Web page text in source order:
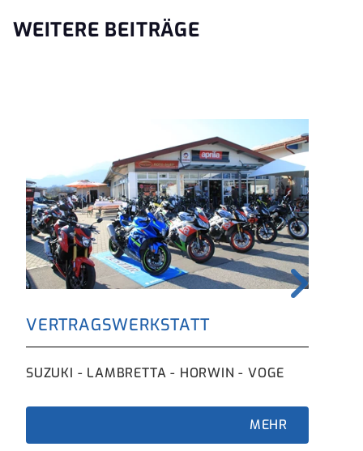
WEITERE BEITRÄGE
VERTRAGSWERKSTATT
SUZUKI - LAMBRETTA - HORWIN - VOGE
MEHR